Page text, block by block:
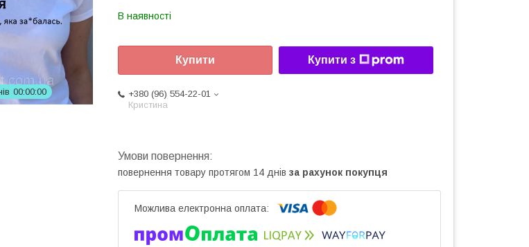
00 00 00
В наявності
Купити Купити з
+380 (96) 554-22-01
Кристина
повернення товару протягом 14 днів за рахунок покупця